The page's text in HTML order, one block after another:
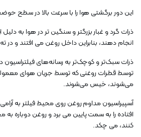
این دور برگشتی هوا را با سرعت بالا در سطح
ذرات گرد و غبار بزرگتر و سنگین تر در هوا به
انجام دهند، بنابراین داخل روغن می افتند و در
ذرات سبک‌تر و کوچک‌تر به رسانه‌های
توسط قطرات روغنی که توسط جریان هوای
می‌شوند، خیس می‌شوند.
آسپیراسیون مداوم روغن روی محیط فیلتر به آرامی
افتاده را به سمت پایین می برد و روغن دوباره
کنند، می چکد.